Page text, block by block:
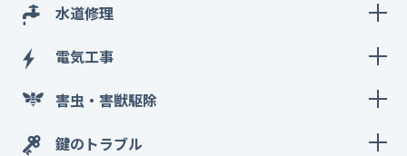
水道修理
電気工事
害虫・害獣駆除
鍵のトラブル